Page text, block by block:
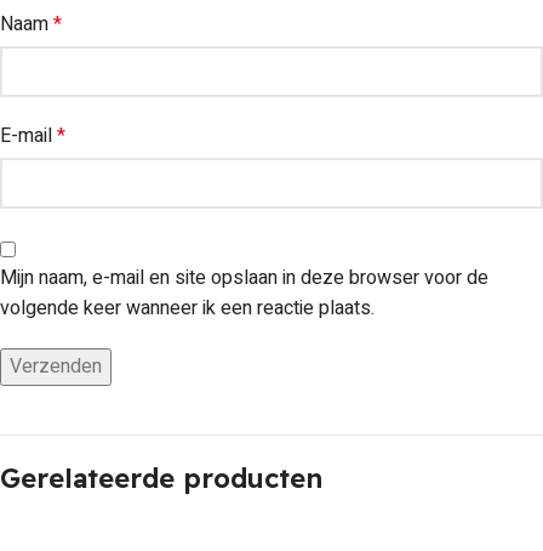
Naam*
E-mail*
Mijn naam, e-mail en site opslaan in deze browser voor de
volgende keer wanneer ik een reactie plaats.
Gerelateerde producten